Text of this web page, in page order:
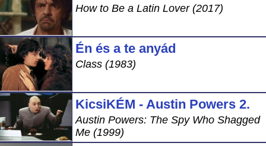
How to Be a Latin Lover (2017)
Én és a te anyád
Class (1983)
KicsiKÉM - Austin Powers 2.
Austin Powers: The Spy Who Shagged
Me (1999)